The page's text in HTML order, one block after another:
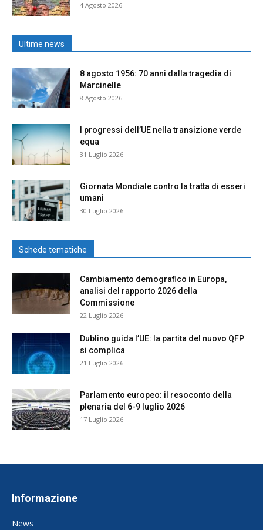
4 Agosto 2026
Ultime news
8 agosto 1956: 70 anni dalla tragedia di
Marcinelle
8 Agosto 2026
I progressi dell’UE nella transizione verde
equa
31 Luglio 2026
Giornata Mondiale contro la tratta di esseri
umani
30 Luglio 2026
Schede tematiche
Cambiamento demografico in Europa,
analisi del rapporto 2026 della
Commissione
22 Luglio 2026
Dublino guida l’UE: la partita del nuovo QFP
si complica
21 Luglio 2026
Parlamento europeo: il resoconto della
plenaria del 6-9 luglio 2026
17 Luglio 2026
Informazione
News